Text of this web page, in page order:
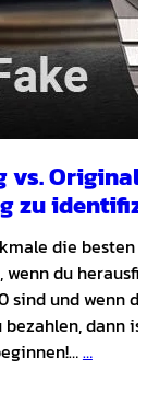
zu
die
du
sind und wenn
dann
…